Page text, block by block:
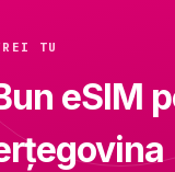
TU
eSIM